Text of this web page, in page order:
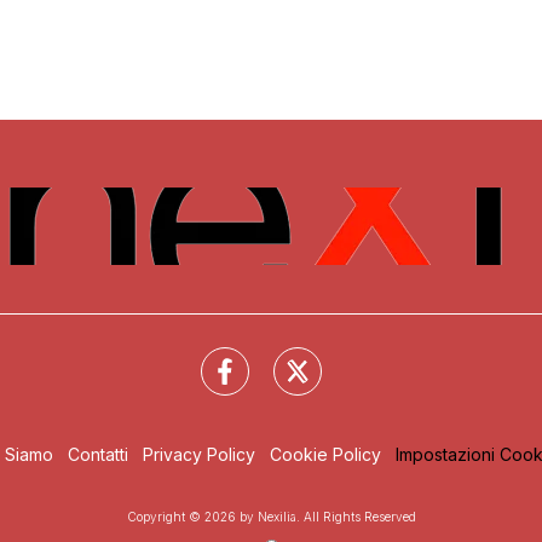
Siamo Contatti Privacy Policy Cookie Policy Impostazioni
Copyright © 2026 by Nexilia. All Rights Reserved